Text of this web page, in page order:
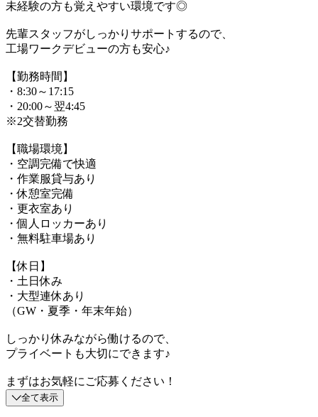
未経験の方も覚えやすい環境です◎
先輩スタッフがしっかりサポートするので、
工場ワークデビューの方も安心♪
【勤務時間】
・8:30～17:15
・20:00～翌4:45
※2交替勤務
【職場環境】
・空調完備で快適
・作業服貸与あり
・休憩室完備
・更衣室あり
・個人ロッカーあり
・無料駐車場あり
【休日】
・土日休み
・大型連休あり
（GW・夏季・年末年始）
しっかり休みながら働けるので、
プライベートも大切にできます♪
まずはお気軽にご応募ください！
全て表示